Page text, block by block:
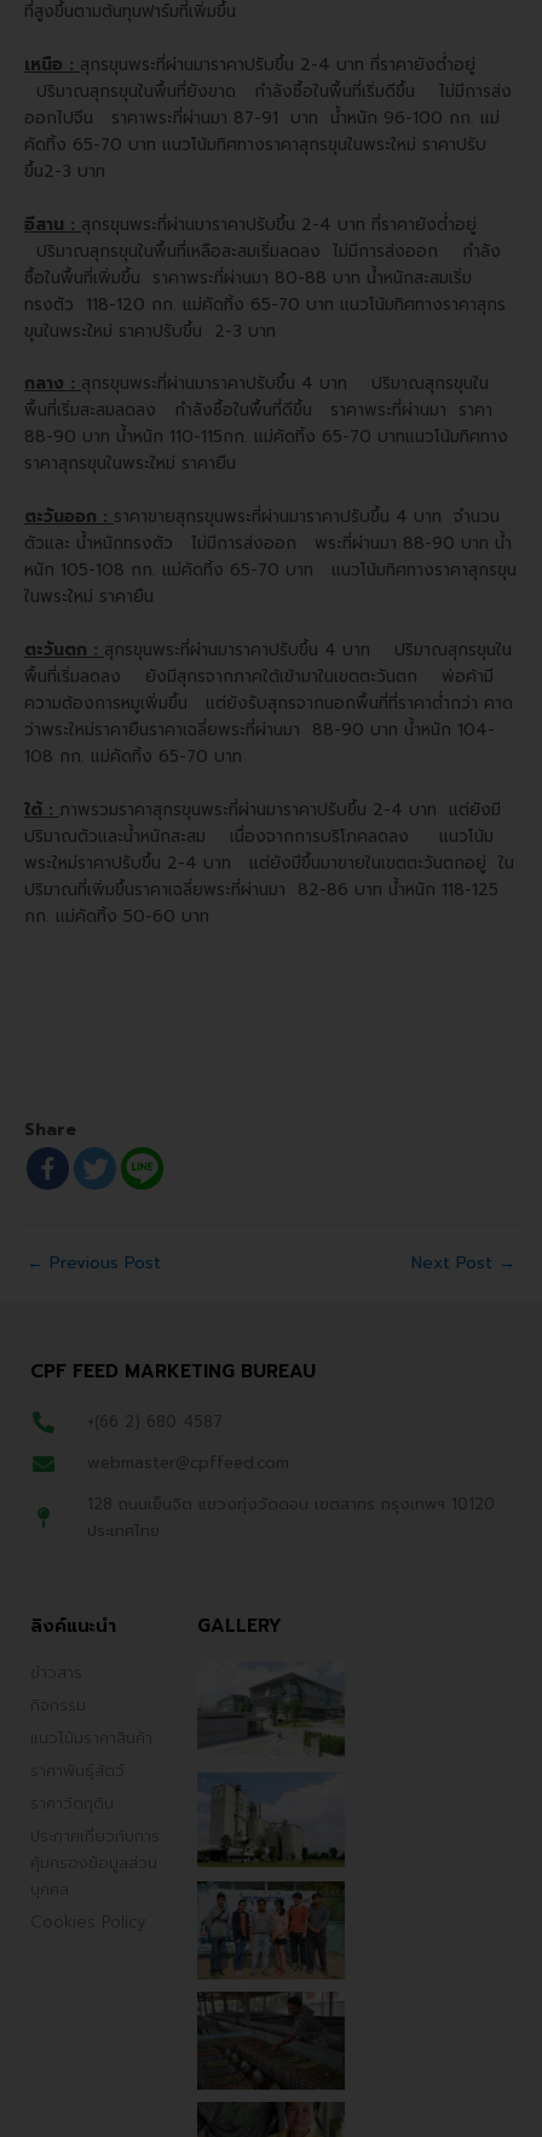
ที่สูงขึ้นตามต้นทุนฟาร์มที่เพิ่มขึ้น
เหนือ : สุกรขุนพระที่ผ่านมาราคาปรับขึ้น 2-4 บาท ที่ราคายังต่ำอยู่
ปริมาณสุกรขุนในพื้นที่ยังขาด กำลังซื้อในพื้นที่เริ่มดีขึ้น ไม่มีการส่ง
ออกไปจีน ราคาพระที่ผ่านมา 87-91 บาท น้ำหนัก 96-100 กก. แม่
คัดทิ้ง 65-70 บาท แนวโน้มทิศทางราคาสุกรขุนในพระใหม่ ราคาปรับ
ขึ้น2-3 บาท
อีสาน : สุกรขุนพระที่ผ่านมาราคาปรับขึ้น 2-4 บาท ที่ราคายังต่ำอยู่
ปริมาณสุกรขุนในพื้นที่เหลือสะสมเริ่มลดลง ไม่มีการส่งออก กำลัง
ซื้อในพื้นที่เพิ่มขึ้น ราคาพระที่ผ่านมา 80-88 บาท น้ำหนักสะสมเริ่ม
ทรงตัว 118-120 กก. แม่คัดทิ้ง 65-70 บาท แนวโน้มทิศทางราคาสุกร
ขุนในพระใหม่ ราคาปรับขึ้น 2-3 บาท
กลาง :สุกรขุนพระที่ผ่านมาราคาปรับขึ้น 4 บาท ปริมาณสุกรขุนใน
พื้นที่เริ่มสะสมลดลง กำลังซื้อในพื้นที่ดีขึ้น ราคาพระที่ผ่านมา ราคา
88-90 บาท น้ำหนัก 110-115กก. แม่คัดทิ้ง 65-70 บาทแนวโน้มทิศทาง
ราคาสุกรขุนในพระใหม่ ราคายืน
ตะวันออก :ราคาขายสุกรขุนพระที่ผ่านมาราคาปรับขึ้น 4 บาท จำนวน
ตัวและ น้ำหนักทรงตัว ไม่มีการส่งออก พระที่ผ่านมา 88-90 บาท น้ำ
หนัก 105-108 กก. แม่คัดทิ้ง 65-70 บาท แนวโน้มทิศทางราคาสุกรขุน
ในพระใหม่ ราคายืน
ตะวันตก : สุกรขุนพระที่ผ่านมาราคาปรับขึ้น 4 บาท ปริมาณสุกรขุนใน
พื้นที่เริ่มลดลง ยังมีสุกรจากภาคใต้เข้ามาในเขตตะวันตก พ่อค้ามี
ความต้องการหมูเพิ่มขึ้น แต่ยังรับสุกรจากนอกพื้นที่ที่ราคาต่ำกว่า คาด
ว่าพระใหม่ราคายืนราคาเฉลี่ยพระที่ผ่านมา 88-90 บาท น้ำหนัก 104-
108 กก. แม่คัดทิ้ง 65-70 บาท
ใต้ : ภาพรวมราคาสุกรขุนพระที่ผ่านมาราคาปรับขึ้น 2-4 บาท แต่ยังมี
ปริมาณตัวและน้ำหนักสะสม เนื่องจากการบริโภคลดลง แนวโน้ม
พระใหม่ราคาปรับขึ้น 2-4 บาท แต่ยังมีขึ้นมาขายในเขตตะวันตกอยู่ ใน
ปริมาณที่เพิ่มขึ้นราคาเฉลี่ยพระที่ผ่านมา 82-86 บาท น้ำหนัก 118-125
กก. แม่คัดทิ้ง 50-60 บาท
Share
← Previous Post Next Post →
CPF FEED MARKETING BUREAU
+(66 2) 680 4587
webmaster@cpffeed.com
128 ถนนเย็นจิต แขวงทุ่งวัดดอน เขตสาทร กรุงเทพฯ 10120
ประเทศไทย
ลิงค์แนะนำ
ข่าวสาร
กิจกรรม
แนวโน้มราคาสินค้า
ราคาพันธ์ุสัตว์
ราคาวัตถุดิบ
ประกาศเกี่ยวกับการ
คุ้มครองข้อมูลส่วน
บุคคล
Cookies Policy
GALLERY